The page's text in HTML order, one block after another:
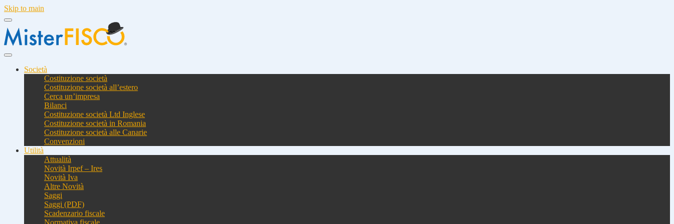
Skip to main
Società
Costituzione società
Costituzione società all’estero
Cerca un’impresa
Bilanci
Costituzione società Ltd Inglese
Costituzione società in Romania
Costituzione società alle Canarie
Convenzioni
Utilità
Attualità
Novità Irpef – Ires
Novità Iva
Altre Novità
Saggi
Saggi (PDF)
Scadenzario fiscale
Normativa fiscale